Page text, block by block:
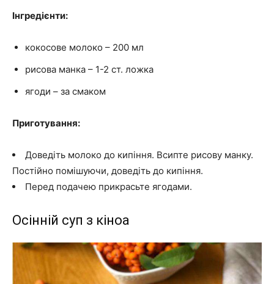
Інгредієнти:
кокосове молоко – 200 мл
рисова манка – 1-2 ст. ложка
ягоди – за смаком
Приготування:
Доведіть молоко до кипіння. Всипте рисову манку.
Постійно помішуючи, доведіть до кипіння.
Перед подачею прикрасьте ягодами.
Осінній суп з кіноа